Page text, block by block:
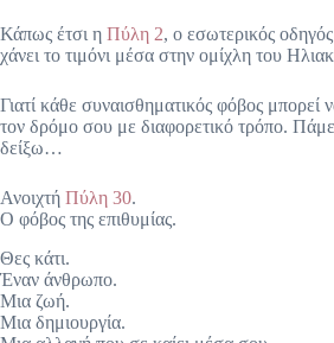
Κάπως έτσι η Πύλη 2, ο εσωτερικός
χάνει το τιμόνι μέσα στην ομίχλη του
Γιατί κάθε συναισθηματικός φόβος μπορεί
τον δρόμο σου με διαφορετικό τρόπο.
δείξω…
Ανοιχτή Πύλη 30.
Ο φόβος της επιθυμίας.
Θες κάτι.
Έναν άνθρωπο.
Μια ζωή.
Μια δημιουργία.